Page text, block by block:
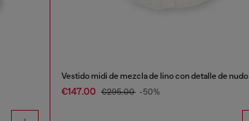
Vestido midi de mezcla de lino con detalle de nudo
€147.00 €295.00 -50%